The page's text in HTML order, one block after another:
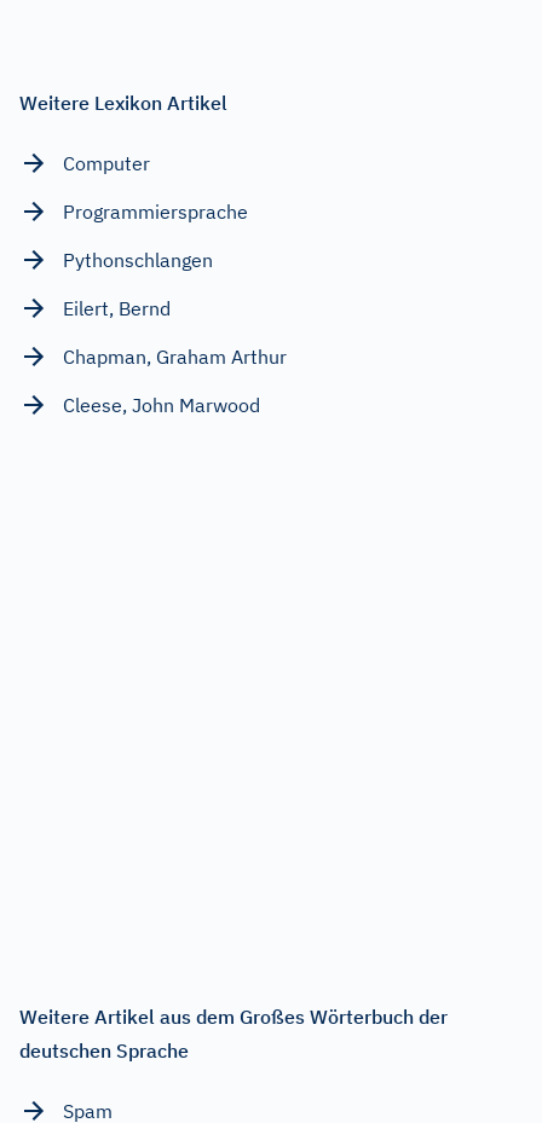
Weitere Lexikon Artikel
Computer
Programmiersprache
Pythonschlangen
Eilert, Bernd
Chapman, Graham Arthur
Cleese, John Marwood
Weitere Artikel aus dem Großes Wörterbuch der
deutschen Sprache
Spam